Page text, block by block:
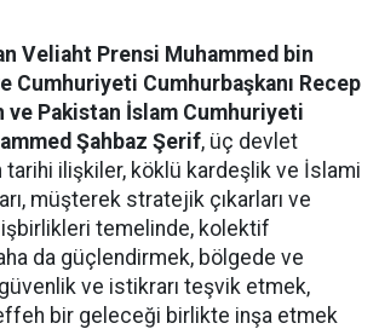
Veliaht Prensi Muhammed bin
Cumhuriyeti Cumhurbaşkanı Recep
ve Pakistan İslam Cumhuriyeti
Şahbaz Şerif, üç devlet
tarihi ilişkiler, köklü kardeşlik ve İslami
müşterek stratejik çıkarları ve
temelinde, kolektif
da güçlendirmek, bölgede ve
ve istikrarı teşvik etmek,
bir geleceği birlikte inşa etmek